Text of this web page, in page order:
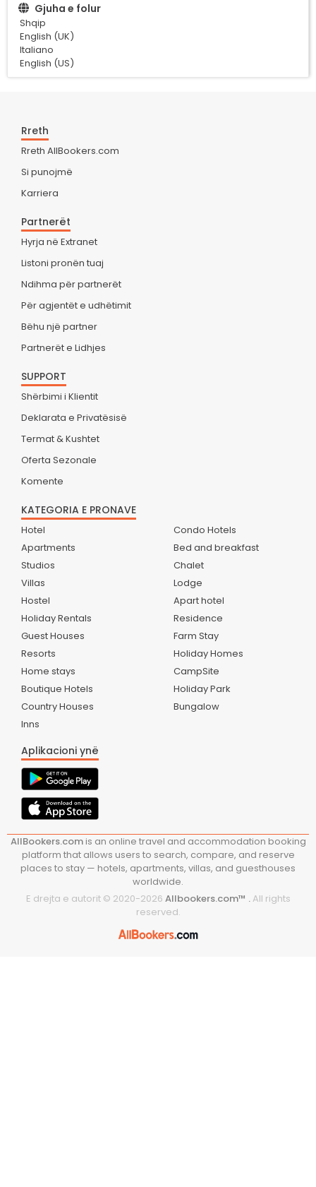
Gjuha e folur
Shqip
English (UK)
Italiano
English (US)
Rreth
Rreth AllBookers.com
Si punojmë
Karriera
Partnerët
Hyrja në Extranet
Listoni pronën tuaj
Ndihma për partnerët
Për agjentët e udhëtimit
Bëhu një partner
Partnerët e Lidhjes
SUPPORT
Shërbimi i Klientit
Deklarata e Privatësisë
Termat & Kushtet
Oferta Sezonale
Komente
KATEGORIA E PRONAVE
Hotel
Apartments
Studios
Villas
Hostel
Holiday Rentals
Guest Houses
Resorts
Home stays
Boutique Hotels
Country Houses
Inns
Condo Hotels
Bed and breakfast
Chalet
Lodge
Apart hotel
Residence
Farm Stay
Holiday Homes
CampSite
Holiday Park
Bungalow
Aplikacioni ynë
AllBookers.comis an online travel and accommodation booking
platform that allows users to search, compare, and reserve
places to stay — hotels, apartments, villas, and guesthouses
worldwide.
E drejta e autorit © 2020-2026 Allbookers.com™ .All rights
reserved.